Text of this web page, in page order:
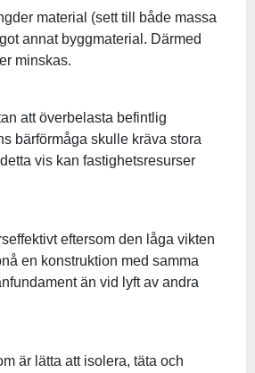
material (sett till både massa
annat byggmaterial. Därmed
minskas.
att överbelasta befintlig
bärförmåga skulle kräva stora
vis kan fastighetsresurser
eftersom den låga vikten
en konstruktion med samma
än vid lyft av andra
är lätta att isolera, täta och